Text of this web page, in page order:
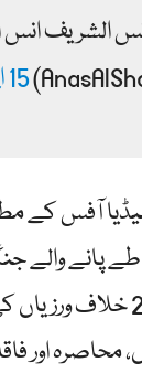
الشريف انس
15 اپریل 2026
آفس کے
طے پانے
کی کم از کم 2,400
محاصرہ اور